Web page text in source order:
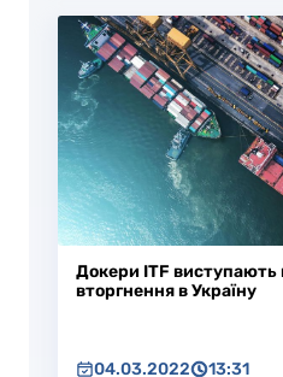
Докери ITF виступають
вторгнення в Україну
04.03.2022 13:31